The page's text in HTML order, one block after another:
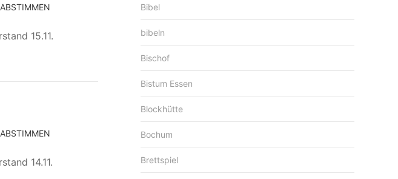
ABSTIMMEN
ABSTIMMEN
Bibel
bibeln
Bischof
Bistum Essen
Blockhütte
Bochum
Brettspiel